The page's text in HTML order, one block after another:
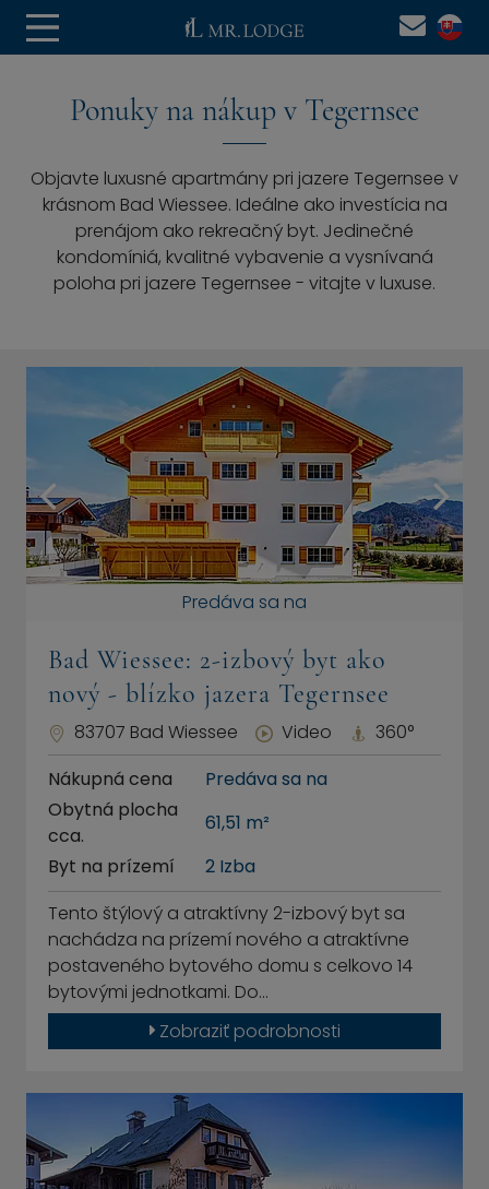
Ponuky na nákup v Tegernsee
Objavte luxusné apartmány pri jazere Tegernsee v
krásnom Bad Wiessee. Ideálne ako investícia na
prenájom ako rekreačný byt. Jedinečné
kondomíniá, kvalitné vybavenie a vysnívaná
poloha pri jazere Tegernsee - vitajte v luxuse.
Predáva sa na
Bad Wiessee: 2-izbový byt ako
nový - blízko jazera Tegernsee
83707 Bad Wiessee Video
360°
Nákupná cena
Predáva sa na
Obytná plocha
cca.
61,51 m²
Byt na prízemí
2 Izba
Tento štýlový a atraktívny 2-izbový byt sa
nachádza na prízemí nového a atraktívne
postaveného bytového domu s celkovo 14
bytovými jednotkami. Do…
Zobraziť podrobnosti